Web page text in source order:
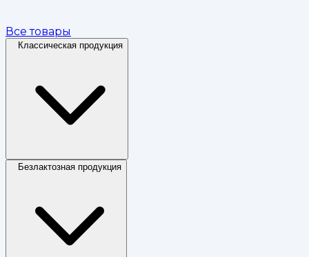
Все товары
Классическая продукция
Безлактозная продукция